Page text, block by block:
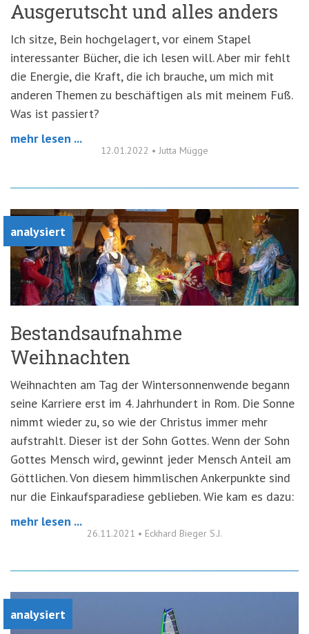
Ausgerutscht und alles anders
Ich sitze, Bein hochgelagert, vor einem Stapel
interessanter Bücher, die ich lesen will. Aber mir fehlt
die Energie, die Kraft, die ich brauche, um mich mit
anderen Themen zu beschäftigen als mit meinem Fuß.
Was ist passiert?
mehr lesen ...
12.01.2022 • Jutta Mügge
analysiert
Bestandsaufnahme
Weihnachten
Weihnachten am Tag der Wintersonnenwende begann
seine Karriere erst im 4. Jahrhundert in Rom. Die Sonne
nimmt wieder zu, so wie der Christus immer mehr
aufstrahlt. Dieser ist der Sohn Gottes. Wenn der Sohn
Gottes Mensch wird, gewinnt jeder Mensch Anteil am
Göttlichen. Von diesem himmlischen Ankerpunkte sind
nur die Einkaufsparadiese geblieben. Wie kam es dazu:
mehr lesen ...
26.11.2021 • Eckhard Bieger S.J.
analysiert